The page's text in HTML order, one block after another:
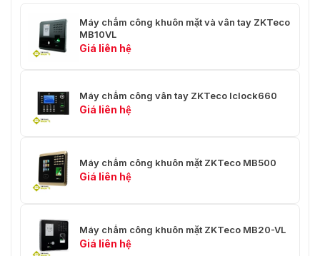
Vietnamsmart – Chuyên cung cấp các sản phẩm thiết bị chấm
Liên hệ ngay với VietnamSmart để nhận thêm những tư
vấn miễn phí – báo giá tốt nhất đến khách hàng khi mua
các sản phẩm quan tâm:
Trường học: Số 4, ngõ 173 Trung Kính, Yên Hòa, Cầu
Giấy, Hà Nội
Máy chấm công khuôn mặt và vân tay ZKTeco
MB10VL
Giá liên hệ
Máy chấm công vân tay ZKTeco Iclock660
Giá liên hệ
Máy chấm công khuôn mặt ZKTeco MB500
Giá liên hệ
Máy chấm công khuôn mặt ZKTeco MB20-VL
Giá liên hệ